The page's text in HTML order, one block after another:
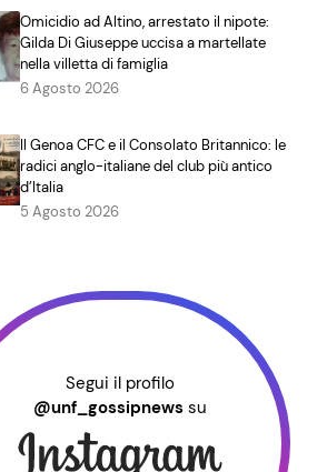
Omicidio ad Altino, arrestato il nipote:
Gilda Di Giuseppe uccisa a martellate
nella villetta di famiglia
6 Agosto 2026
Il Genoa CFC e il Consolato Britannico: le
radici anglo-italiane del club più antico
d’Italia
5 Agosto 2026
Segui il profilo
@unf_gossipnews su